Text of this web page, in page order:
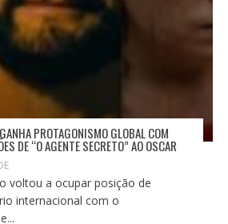
PROTAGONISMO GLOBAL COM
DE “O AGENTE SECRETO” AO OSCAR
voltou a ocupar posição de
internacional com o